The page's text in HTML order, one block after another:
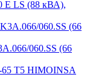
E LS (88 кВА),
060.SS (66